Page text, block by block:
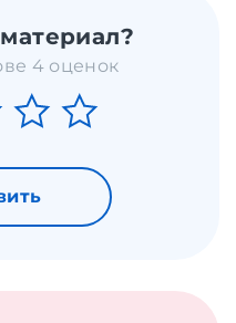
4 оценок